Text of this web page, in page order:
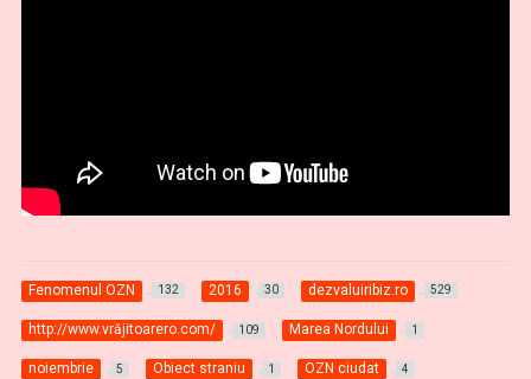
Fenomenul OZN 132 2016 30 dezvaluiribiz.ro 529
http://www.vrăjitoarero.com/ 109 Marea Nordului 1
noiembrie 5 Obiect straniu 1 OZN ciudat 4